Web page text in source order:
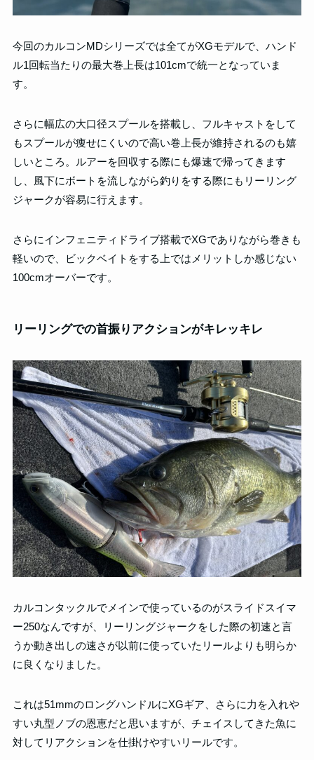
今回のカルコンMDシリーズでは全てがXGモデルで、ハンド
ル1回転当たりの最大巻上長は101cmで統一となっていま
す。
さらに幅広の大口径スプールを搭載し、フルキャストをして
もスプールが痩せにくいので高い巻上長が維持されるのも嬉
しいところ。ルアーを回収する際にも爆速で帰ってきます
し、風下にボートを流しながら釣りをする際にもリーリング
ジャークが容易に行えます。
さらにインフェニティドライブ搭載でXGでありながら巻きも
軽いので、ビックベイトをする上ではメリットしか感じない
100cmオーバーです。
リーリングでの首振りアクションがキレッキレ
カルコンタックルでメインで使っているのがスライドスイマ
ー250なんですが、リーリングジャークをした際の初速と言
うか動き出しの速さが以前に使っていたリールよりも明らか
に良くなりました。
これは51mmのロングハンドルにXGギア、さらに力を入れや
すい丸型ノブの恩恵だと思いますが、チェイスしてきた魚に
対してリアクションを仕掛けやすいリールです。